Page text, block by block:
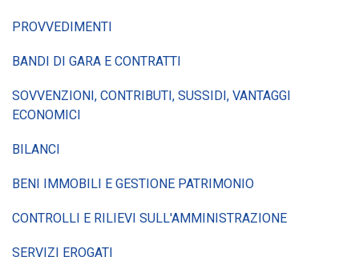
PROVVEDIMENTI
BANDI DI GARA E CONTRATTI
SOVVENZIONI, CONTRIBUTI, SUSSIDI, VANTAGGI
ECONOMICI
BILANCI
BENI IMMOBILI E GESTIONE PATRIMONIO
CONTROLLI E RILIEVI SULL'AMMINISTRAZIONE
SERVIZI EROGATI